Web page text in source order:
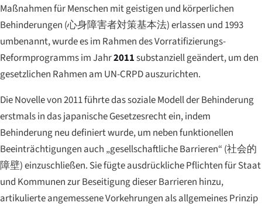
Maßnahmen für Menschen mit geistigen und körperlichen
Behinderungen (心身障害者対策基本法) erlassen und 1993
umbenannt, wurde es im Rahmen des Vorratifizierungs-
Reformprogramms im Jahr2011substanziell geändert, um den
gesetzlichen Rahmen am UN-CRPD auszurichten.
Die Novelle von 2011 führte das soziale Modell der Behinderung
erstmals in das japanische Gesetzesrecht ein, indem
Behinderung neu definiert wurde, um neben funktionellen
Beeinträchtigungen auch „gesellschaftliche Barrieren“ (社会的
障壁) einzuschließen. Sie fügte ausdrückliche Pflichten für Staat
und Kommunen zur Beseitigung dieser Barrieren hinzu,
artikulierte angemessene Vorkehrungen als allgemeines Prinzip